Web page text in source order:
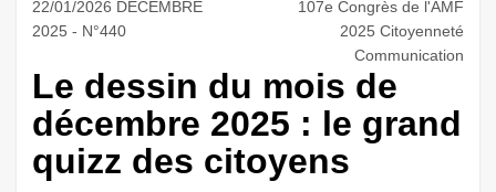
22/01/2026 DÉCEMBRE
2025 - N°440
107e Congrès de l'AMF
2025 Citoyenneté
Communication
Le dessin du mois de
décembre 2025 : le grand
quizz des citoyens